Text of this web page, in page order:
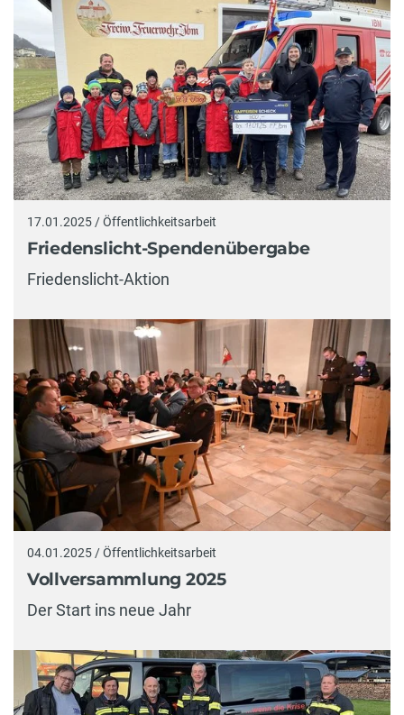
17.01.2025 / Öffentlichkeitsarbeit
Friedenslicht-Spendenübergabe
Friedenslicht-Aktion
04.01.2025 / Öffentlichkeitsarbeit
Vollversammlung 2025
Der Start ins neue Jahr